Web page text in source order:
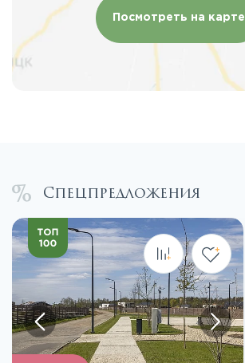
Посмотреть на карте
Спецпредложения